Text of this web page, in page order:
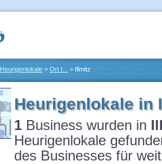
Heurigenlokale > Ort I... > Illmitz
Heurigenlokale in
1 Business wurden in
Heurigenlokale
des Businesses für